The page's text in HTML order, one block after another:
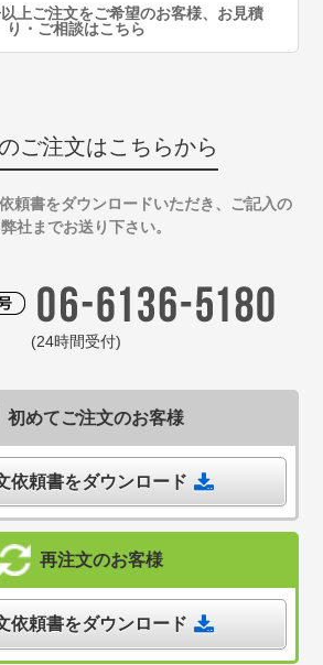
上ご注文をご希望のお客様、お見積
り・ご相談はこちら
ご注文はこちらから
頼書をダウンロードいただき、ご記入の
弊社までお送り下さい。
(24時間受付)
初めてご注文のお客様
依頼書をダウンロード
再注文のお客様
依頼書をダウンロード